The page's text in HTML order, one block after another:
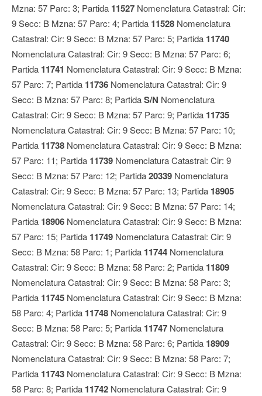
Mzna: 57 Parc: 3; Partida 11527 Nomenclatura Catastral: Cir:
9 Secc: B Mzna: 57 Parc: 4; Partida 11528 Nomenclatura
Catastral: Cir: 9 Secc: B Mzna: 57 Parc: 5; Partida 11740
Nomenclatura Catastral: Cir: 9 Secc: B Mzna: 57 Parc: 6;
Partida 11741 Nomenclatura Catastral: Cir: 9 Secc: B Mzna:
57 Parc: 7; Partida 11736 Nomenclatura Catastral: Cir: 9
Secc: B Mzna: 57 Parc: 8; PartidaS/N Nomenclatura
Catastral: Cir: 9 Secc: B Mzna: 57 Parc: 9; Partida 11735
Nomenclatura Catastral: Cir: 9 Secc: B Mzna: 57 Parc: 10;
Partida 11738 Nomenclatura Catastral: Cir: 9 Secc: B Mzna:
57 Parc: 11; Partida 11739 Nomenclatura Catastral: Cir: 9
Secc: B Mzna: 57 Parc: 12; Partida20339 Nomenclatura
Catastral: Cir: 9 Secc: B Mzna: 57 Parc: 13; Partida 18905
Nomenclatura Catastral: Cir: 9 Secc: B Mzna: 57 Parc: 14;
Partida 18906 Nomenclatura Catastral: Cir: 9 Secc: B Mzna:
57 Parc: 15; Partida 11749 Nomenclatura Catastral: Cir: 9
Secc: B Mzna: 58 Parc: 1; Partida 11744 Nomenclatura
Catastral: Cir: 9 Secc: B Mzna: 58 Parc: 2; Partida 11809
Nomenclatura Catastral: Cir: 9 Secc: B Mzna: 58 Parc: 3;
Partida 11745 Nomenclatura Catastral: Cir: 9 Secc: B Mzna:
58 Parc: 4; Partida 11748 Nomenclatura Catastral: Cir: 9
Secc: B Mzna: 58 Parc: 5; Partida 11747 Nomenclatura
Catastral: Cir: 9 Secc: B Mzna: 58 Parc: 6; Partida 18909
Nomenclatura Catastral: Cir: 9 Secc: B Mzna: 58 Parc: 7;
Partida 11743 Nomenclatura Catastral: Cir: 9 Secc: B Mzna:
58 Parc: 8; Partida 11742 Nomenclatura Catastral: Cir: 9